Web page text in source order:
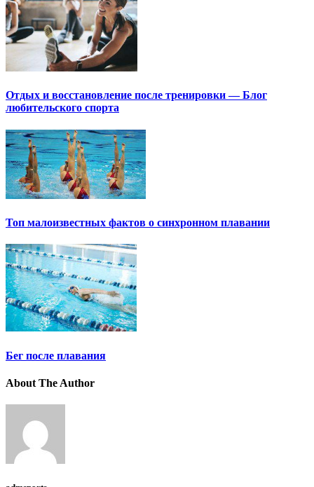
Отдых и восстановление после тренировки — Блог
любительского спорта
Топ малоизвестных фактов о синхронном плавании
Бег после плавания
About The Author